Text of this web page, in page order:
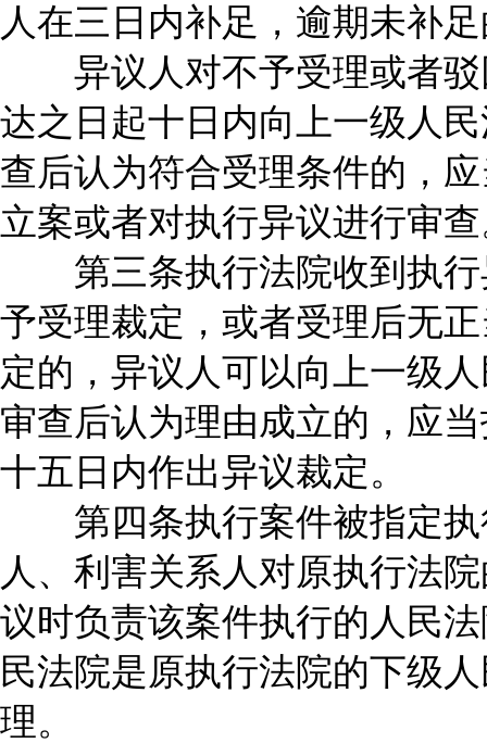
人在三日内补足，逾期未补
异议人对不予受理或者驳
达之日起十日内向上一级人
查后认为符合受理条件的，
立案或者对执行异议进行审
第三条执行法院收到执行
予受理裁定，或者受理后无
定的，异议人可以向上一级
审查后认为理由成立的，应
十五日内作出异议裁定。
第四条执行案件被指定执
人、利害关系人对原执行法
议时负责该案件执行的人民
民法院是原执行法院的下级
理。